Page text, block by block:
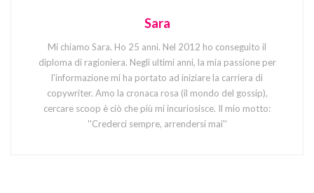
Sara
Mi chiamo Sara. Ho 25 anni. Nel 2012 ho conseguito il
diploma di ragioniera. Negli ultimi anni, la mia passione per
l'informazione mi ha portato ad iniziare la carriera di
copywriter. Amo la cronaca rosa (il mondo del gossip),
cercare scoop è ciò che più mi incuriosisce. Il mio motto:
''Crederci sempre, arrendersi mai''